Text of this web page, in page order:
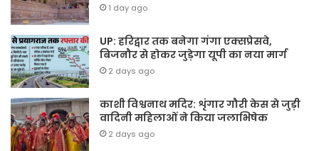
1 day ago
UP: हरिद्वार तक बनेगा गंगा एक्सप्रेसवे,
बिजनौर से होकर जुड़ेगा यूपी का नया मार्ग
2 days ago
काशी विश्वनाथ मदिर: शृंगार गौरी केस से जुड़ी
वादिनी महिलाओं ने किया जलाभिषेक
2 days ago